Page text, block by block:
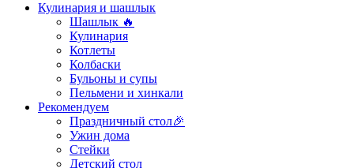
Кулинария и шашлык
Шашлык 🔥
Кулинария
Котлеты
Колбаски
Бульоны и супы
Пельмени и хинкали
Рекомендуем
Праздничный стол🎉
Ужин дома
Стейки
Детский стол